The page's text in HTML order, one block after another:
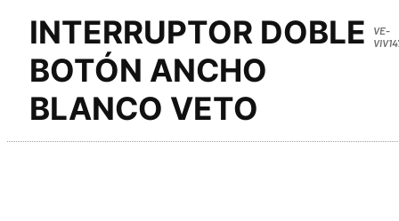
INTERRUPTOR DOBLE
BOTÓN ANCHO
BLANCO VETO
VE-